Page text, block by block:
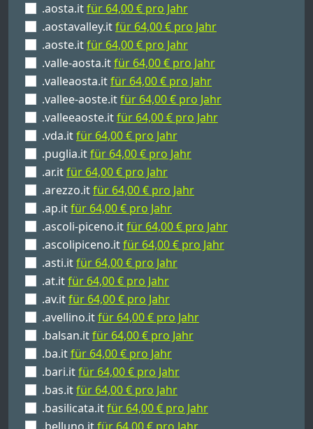
.aosta.itfür 64,00 € pro Jahr
.aostavalley.itfür 64,00 € pro Jahr
.aoste.itfür 64,00 € pro Jahr
.valle-aosta.itfür 64,00 € pro Jahr
.valleaosta.itfür 64,00 € pro Jahr
.vallee-aoste.itfür 64,00 € pro Jahr
.valleeaoste.itfür 64,00 € pro Jahr
.vda.itfür 64,00 € pro Jahr
.puglia.itfür 64,00 € pro Jahr
.ar.itfür 64,00 € pro Jahr
.arezzo.itfür 64,00 € pro Jahr
.ap.itfür 64,00 € pro Jahr
.ascoli-piceno.itfür 64,00 € pro Jahr
.ascolipiceno.itfür 64,00 € pro Jahr
.asti.itfür 64,00 € pro Jahr
.at.itfür 64,00 € pro Jahr
.av.itfür 64,00 € pro Jahr
.avellino.itfür 64,00 € pro Jahr
.balsan.itfür 64,00 € pro Jahr
.ba.itfür 64,00 € pro Jahr
.bari.itfür 64,00 € pro Jahr
.bas.itfür 64,00 € pro Jahr
.basilicata.itfür 64,00 € pro Jahr